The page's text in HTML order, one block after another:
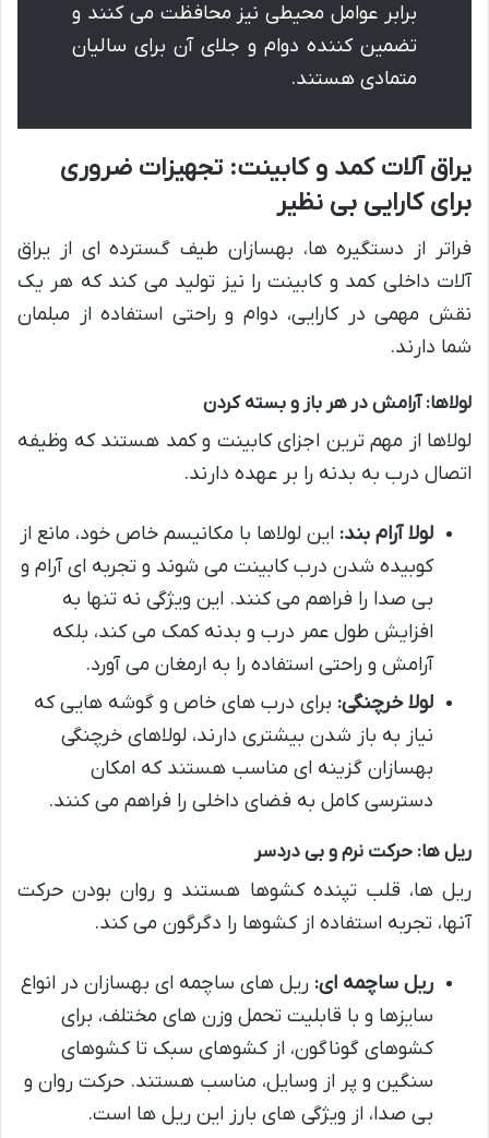
برابر عوامل محیطی نیز محافظت می کنند و
تضمین کننده دوام و جلای آن برای سالیان
متمادی هستند.
یراق آلات کمد و کابینت: تجهیزات ضروری
برای کارایی بی نظیر
فراتر از دستگیره ها، بهسازان طیف گسترده ای از یراق
آلات داخلی کمد و کابینت را نیز تولید می کند که هر یک
نقش مهمی در کارایی، دوام و راحتی استفاده از مبلمان
شما دارند.
لولاها: آرامش در هر باز و بسته کردن
لولاها از مهم ترین اجزای کابینت و کمد هستند که وظیفه
اتصال درب به بدنه را بر عهده دارند.
لولا آرام بند: این لولاها با مکانیسم خاص خود، مانع از
کوبیده شدن درب کابینت می شوند و تجربه ای آرام و
بی صدا را فراهم می کنند. این ویژگی نه تنها به
افزایش طول عمر درب و بدنه کمک می کند، بلکه
آرامش و راحتی استفاده را به ارمغان می آورد.
لولا خرچنگی: برای درب های خاص و گوشه هایی که
نیاز به باز شدن بیشتری دارند، لولاهای خرچنگی
بهسازان گزینه ای مناسب هستند که امکان
دسترسی کامل به فضای داخلی را فراهم می کنند.
ریل ها: حرکت نرم و بی دردسر
ریل ها، قلب تپنده کشوها هستند و روان بودن حرکت
آنها، تجربه استفاده از کشوها را دگرگون می کند.
ریل ساچمه ای: ریل های ساچمه ای بهسازان در انواع
سایزها و با قابلیت تحمل وزن های مختلف، برای
کشوهای گوناگون، از کشوهای سبک تا کشوهای
سنگین و پر از وسایل، مناسب هستند. حرکت روان و
بی صدا، از ویژگی های بارز این ریل ها است.